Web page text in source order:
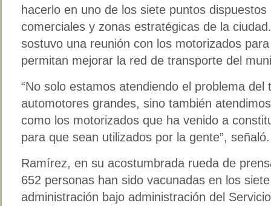
hacerlo en uno de los siete puntos
comerciales y zonas estratégicas de la
sostuvo una reunión con los motorizados
permitan mejorar la red de transporte del
“No solo estamos atendiendo el problema
automotores grandes, sino también
como los motorizados que ha venido a
para que sean utilizados por la gente”, señaló.
Ramírez, en su acostumbrada rueda de
652 personas han sido vacunadas en los
administración bajo administración del